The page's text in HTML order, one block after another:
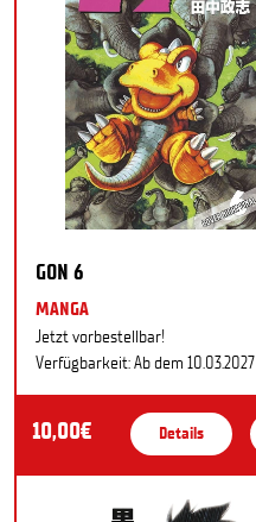
GON 6
MANGA
Jetzt vorbestellbar!
Verfügbarkeit: Ab dem 10.03.2027
10,00€ Details